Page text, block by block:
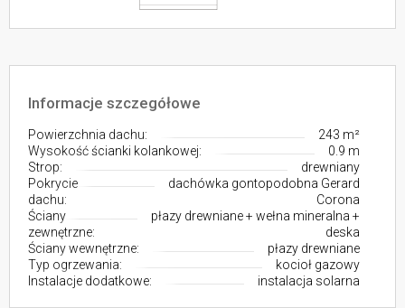
Informacje szczegółowe
Powierzchnia dachu:
243 m²
Wysokość ścianki kolankowej:
0.9 m
Strop:
drewniany
Pokrycie
dachu:
dachówka gontopodobna Gerard
Corona
Ściany
zewnętrzne:
płazy drewniane + wełna mineralna +
deska
Ściany wewnętrzne:
płazy drewniane
Typ ogrzewania:
kocioł gazowy
Instalacje dodatkowe:
instalacja solarna